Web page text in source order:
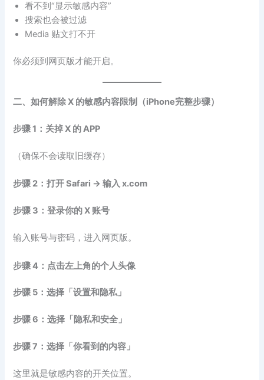
看不到“显示敏感内容”
搜索也会被过滤
Media 贴文打不开
你必须到网页版才能开启。
二、如何解除 X 的敏感内容限制（iPhone完整步骤）
步骤 1：关掉 X 的 APP
（确保不会读取旧缓存）
步骤 2：打开 Safari → 输入 x.com
步骤 3：登录你的 X 账号
输入账号与密码，进入网页版。
步骤 4：点击左上角的个人头像
步骤 5：选择「设置和隐私」
步骤 6：选择「隐私和安全」
步骤 7：选择「你看到的内容」
这里就是敏感内容的开关位置。